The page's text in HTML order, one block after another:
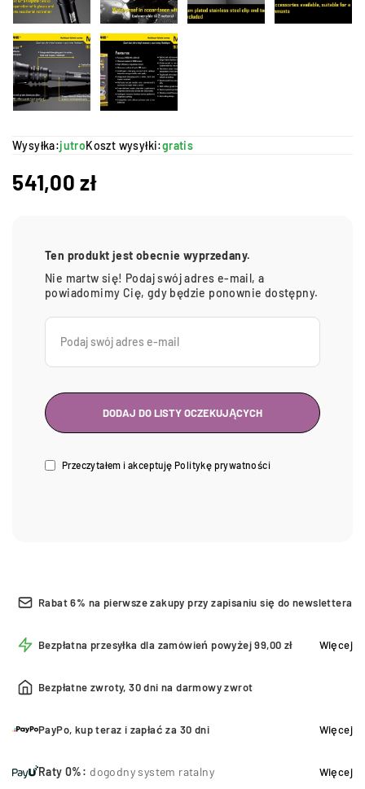
Wysyłka:jutroKoszt wysyłki:gratis
541,00zł
Ten produkt jest obecnie wyprzedany.
Nie martw się! Podaj swój adres e-mail, a
powiadomimy Cię, gdy będzie ponownie dostępny.
Przeczytałem i akceptuję Politykę prywatności
Rabat 6% na pierwsze zakupy przy zapisaniu się do newslettera
Bezpłatna przesyłka dla zamówień powyżej 99,00 zł Więcej
Bezpłatne zwroty, 30 dni na darmowy zwrot
PayPo, kup teraz i zapłać za 30 dni Więcej
Raty 0%: dogodny system ratalny Więcej